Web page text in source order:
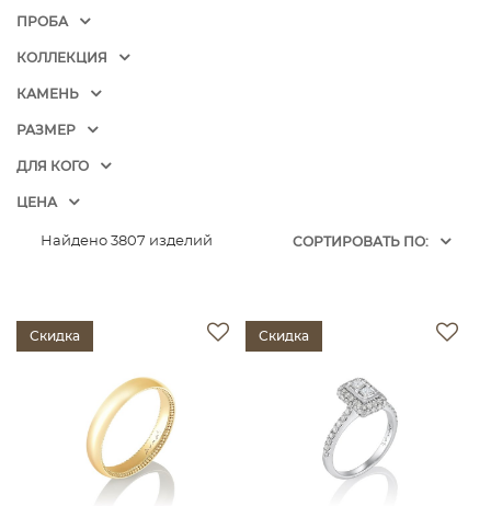
ПРОБА
КОЛЛЕКЦИЯ
КАМЕНЬ
РАЗМЕР
ДЛЯ КОГО
ЦЕНА
Найдено 3807 изделий CОРТИРОВАТЬ ПО:
Скидка Скидка